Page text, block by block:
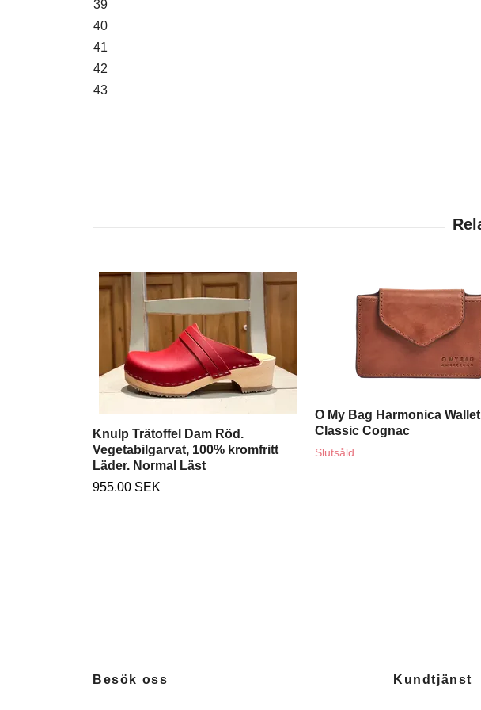
39
40
41
42
43
Knulp Trätoffel Dam Röd.
Vegetabilgarvat, 100% kromfritt
Läder. Normal Läst
955.00 SEK
O My Bag Harmonica Wallet
Classic Cognac
Slutsåld
Besök oss Kundtjänst